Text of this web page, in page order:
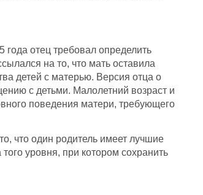
отец требовал определить
на то, что мать оставила
детей с матерью. Версия отца о
с детьми. Малолетний возраст и
поведения матери, требующего
что один родитель имеет лучшие
уровня, при котором сохранить